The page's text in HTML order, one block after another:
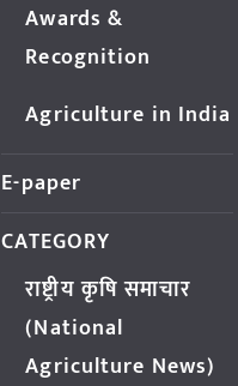
Awards &
Recognition
Agriculture in India
E-paper
CATEGORY
राष्ट्रीय कृषि समाचार
(National
Agriculture News)